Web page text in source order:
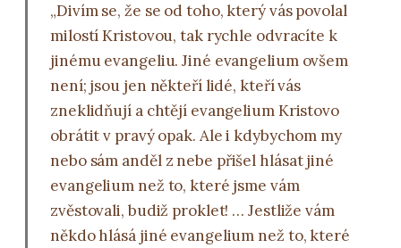
„Divím se, že se od toho, který vás povolal
milostí Kristovou, tak rychle odvracíte k
jinému evangeliu. Jiné evangelium ovšem
není; jsou jen někteří lidé, kteří vás
zneklidňují a chtějí evangelium Kristovo
obrátit v pravý opak. Ale i kdybychom my
nebo sám anděl z nebe přišel hlásat jiné
evangelium než to, které jsme vám
zvěstovali, budiž proklet! … Jestliže vám
někdo hlásá jiné evangelium než to, které